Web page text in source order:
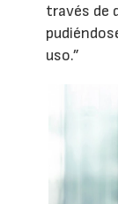
través de
uso.”